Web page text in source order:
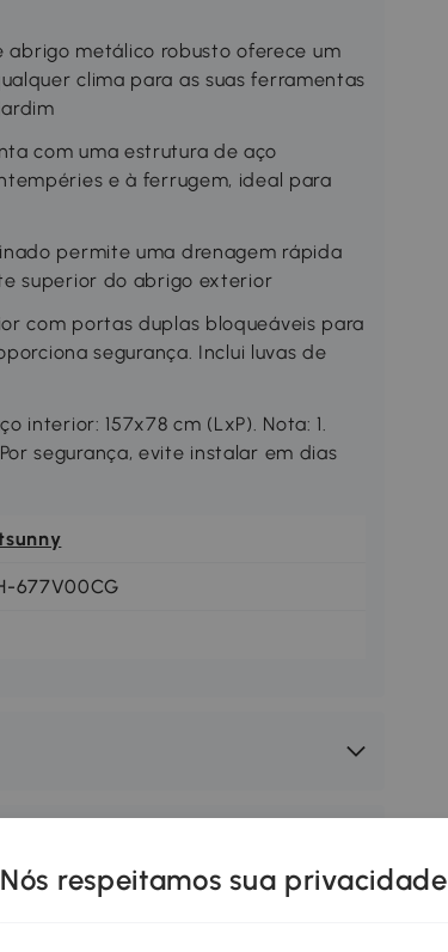
abrigo metálico robusto oferece um
clima para as suas ferramentas
com uma estrutura de aço
e à ferrugem, ideal para
permite uma drenagem rápida
superior do abrigo exterior
com portas duplas bloqueáveis para
segurança. Inclui luvas de
interior: 157x78 cm (LxP). Nota: 1.
segurança, evite instalar em dias
677V00CG
Nós respeitamos sua privacidade